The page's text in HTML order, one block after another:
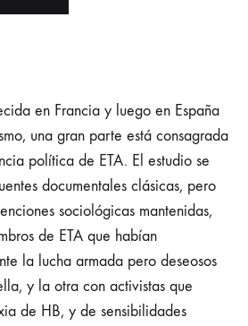
en Francia y luego en España
una gran parte está consagrada
política de ETA. El estudio se
documentales clásicas, pero
sociológicas mantenidas,
de ETA que habían
la lucha armada pero deseosos
y la otra con activistas que
de HB, y de sensibilidades